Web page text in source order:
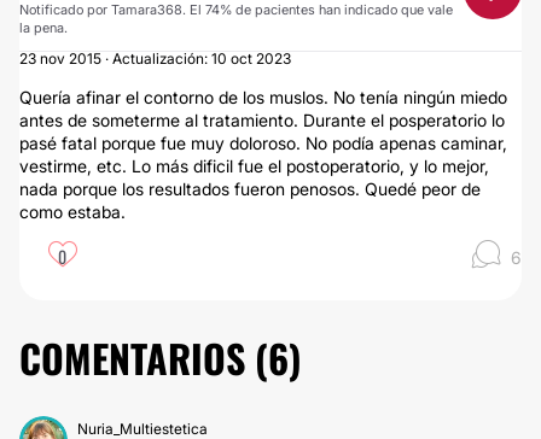
Notificado por Tamara368. El 74% de pacientes han indicado que vale
la pena.
23 nov 2015 · Actualización: 10 oct 2023
Quería afinar el contorno de los muslos. No tenía ningún miedo
antes de someterme al tratamiento. Durante el posperatorio lo
pasé fatal porque fue muy doloroso. No podía apenas caminar,
vestirme, etc. Lo más dificil fue el postoperatorio, y lo mejor,
nada porque los resultados fueron penosos. Quedé peor de
como estaba.
0 6
COMENTARIOS (6)
Nuria_Multiestetica